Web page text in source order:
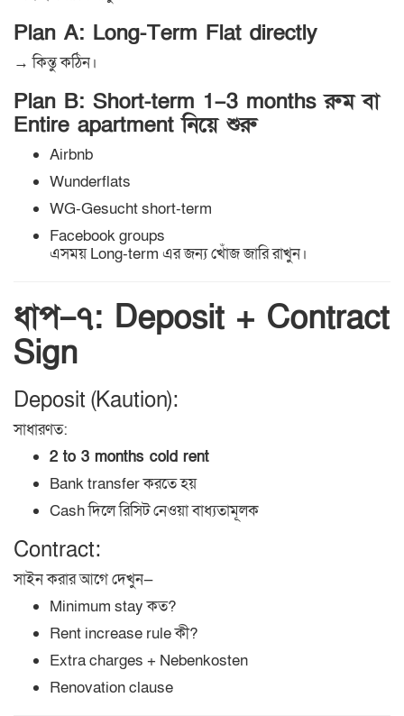
Plan A: Long-Term Flat directly
→ কিন্তু কঠিন।
Plan B: Short-term 1–3 months রুম বা
Entire apartment নিয়ে শুরু
Airbnb
Wunderflats
WG-Gesucht short-term
Facebook groups
এসময় Long-term এর জন্য খোঁজ জারি রাখুন।
ধাপ–৭: Deposit + Contract
Sign
Deposit (Kaution):
সাধারণত:
2 to 3 months cold rent
Bank transfer করতে হয়
Cash দিলে রিসিট নেওয়া বাধ্যতামূলক
Contract:
সাইন করার আগে দেখুন—
Minimum stay কত?
Rent increase rule কী?
Extra charges + Nebenkosten
Renovation clause